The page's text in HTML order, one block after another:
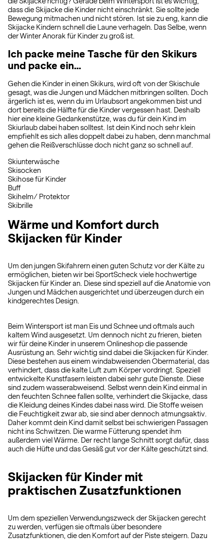
dass die Skijacke die Kinder nicht einschränkt. Sie sollte jede
Bewegung mitmachen und nicht stören. Ist sie zu eng, kann die
Skijacke Kindern schnell die Laune verhageln. Das Selbe, wenn
der Winter Anorak für Kinder zu groß ist.
Ich packe meine Tasche für den Skikurs
und packe ein…
Gehen die Kinder in einen Skikurs, wird oft von der Skischule
gesagt, was die Jungen und Mädchen mitbringen sollten. Doch
ärgerlich ist es, wenn du im Urlaubsort angekommen bist und
dort bereits die Hälfte für die Kinder vergessen hast. Deshalb
hier eine kleine Gedankenstütze, was du für dein Kind im
Skiurlaub dabei haben solltest. Ist dein Kind noch sehr klein
empfiehlt es sich alles doppelt dabei zu haben, denn manchmal
gehen die Reißverschlüsse doch nicht ganz so schnell auf.
Skiunterwäsche
Skisocken
Skihose für Kinder
Buff
Skihelm/ Protektor
Skibrille
Wärme und Komfort durch
Skijacken für Kinder
Um den jungen Skifahrern einen guten Schutz vor der Kälte zu
ermöglichen, bieten wir bei SportScheck viele hochwertige
Skijacken für Kinder an. Diese sind speziell auf die Anatomie von
Jungen und Mädchen ausgerichtet und überzeugen durch ein
kindgerechtes Design.
Beim Wintersport ist man Eis und Schnee und oftmals auch
kaltem Wind ausgesetzt. Um dennoch nicht zu frieren, bieten
wir für deine Kinder in unserem Onlineshop die passende
Ausrüstung an. Sehr wichtig sind dabei die Skijacken für Kinder.
Diese bestehen aus einem windabweisenden Obermaterial, das
verhindert, dass die kalte Luft zum Körper vordringt. Speziell
entwickelte Kunstfasern leisten dabei sehr gute Dienste. Diese
sind zudem wasserabweisend. Selbst wenn dein Kind einmal in
den feuchten Schnee fallen sollte, verhindert die Skijacke, dass
die Kleidung deines Kindes dabei nass wird. Die Stoffe weisen
die Feuchtigkeit zwar ab, sie sind aber dennoch atmungsaktiv.
Daher kommt dein Kind damit selbst bei schwierigen Passagen
nicht ins Schwitzen. Die warme Fütterung spendet ihm
außerdem viel Wärme. Der recht lange Schnitt sorgt dafür, dass
auch die Hüfte und das Gesäß gut vor der Kälte geschützt sind.
Skijacken für Kinder mit
praktischen Zusatzfunktionen
Um dem speziellen Verwendungszweck der Skijacken gerecht
zu werden, verfügen sie oftmals über besondere
Zusatzfunktionen, die den Komfort auf der Piste steigern. Dazu